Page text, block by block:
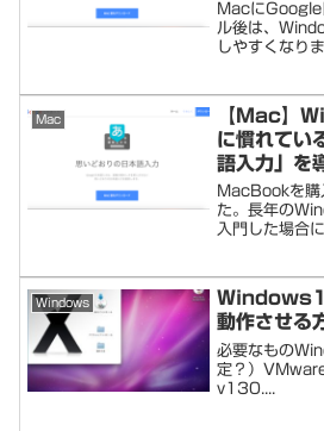
MacにGoogle
ル後は、
しやすくなり
Mac
【Mac】
に慣れてい
語入力」を
MacBookを購
た。長年の
入門した場合
Windows
動作させる
必要なもの
定？）
v130....